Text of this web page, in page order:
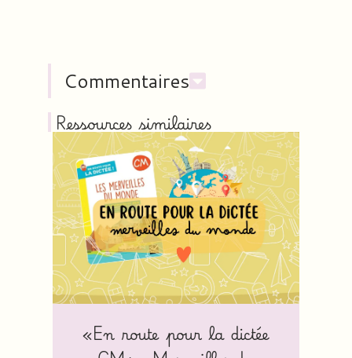
Commentaires
Ressources similaires
«En route pour la dictée